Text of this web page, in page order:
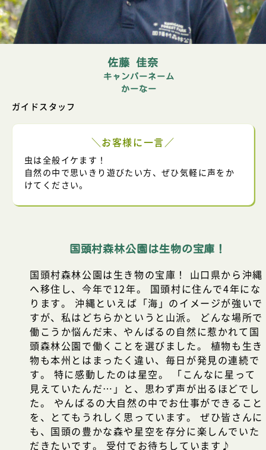
佐藤 佳奈
キャンパーネーム
かーなー
ガイドスタッフ
＼お客様に一言／
虫は全般イケます！
自然の中で思いきり遊びたい方、ぜひ気軽に声をか
けてください。
国頭村森林公園は生物の宝庫！
国頭村森林公園は生き物の宝庫！ 山口県から沖縄
へ移住し、今年で12年。 国頭村に住んで4年にな
ります。 沖縄といえば「海」のイメージが強いで
すが、私はどちらかというと山派。 どんな場所で
働こうか悩んだ末、やんばるの自然に惹かれて国
頭森林公園で働くことを選びました。 植物も生き
物も本州とはまったく違い、毎日が発見の連続で
す。 特に感動したのは星空。 「こんなに星って
見えていたんだ…」と、思わず声が出るほどでし
た。 やんばるの大自然の中でお仕事ができること
を、とてもうれしく思っています。 ぜひ皆さんに
も、国頭の豊かな森や星空を存分に楽しんでいた
だきたいです。 受付でお待ちしています♪